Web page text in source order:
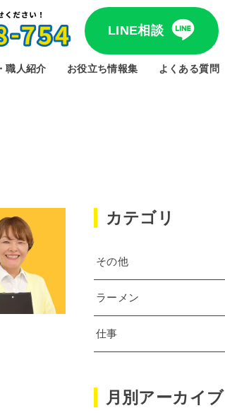
LINE相談
職人紹介 お役立ち情報集 よくある質問
カテゴリ
その他
ラーメン
仕事
月別アーカイブ